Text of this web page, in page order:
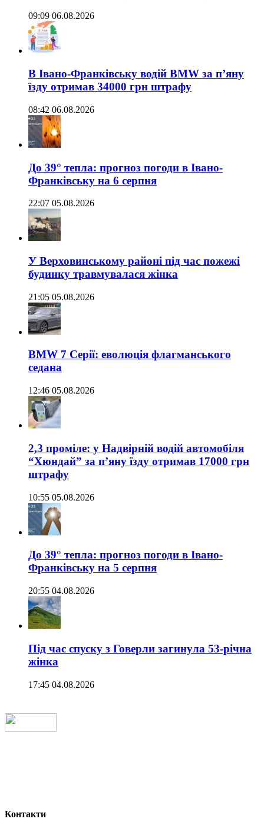
09:09 06.08.2026
В Івано-Франківську водій BMW за п’яну
їзду отримав 34000 грн штрафу
08:42 06.08.2026
До 39° тепла: прогноз погоди в Івано-
Франківську на 6 серпня
22:07 05.08.2026
У Верховинському районі під час пожежі
будинку травмувалася жінка
21:05 05.08.2026
BMW 7 Серії: еволюція флагманського
седана
12:46 05.08.2026
2,3 проміле: у Надвірній водій автомобіля
“Хюндай” за п’яну їзду отримав 17000 грн
штрафу
10:55 05.08.2026
До 39° тепла: прогноз погоди в Івано-
Франківську на 5 серпня
20:55 04.08.2026
Під час спуску з Говерли загинула 53-річна
жінка
17:45 04.08.2026
Контакти